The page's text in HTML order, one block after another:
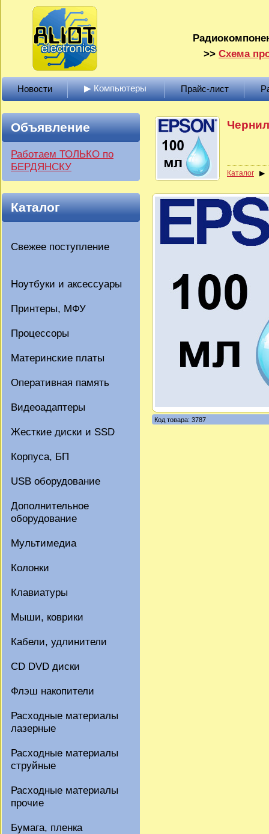
>> Схема
Новости ▶ Компьютеры Прайс-лист
Объявление
Работаем ТОЛЬКО по
БЕРДЯНСКУ
Каталог
Свежее поступление
Ноутбуки и аксессуары
Принтеры, МФУ
Процессоры
Материнские платы
Оперативная память
Видеоадаптеры
Жесткие диски и SSD
Корпуса, БП
USB оборудование
Дополнительное
оборудование
Мультимедиа
Колонки
Клавиатуры
Мыши, коврики
Кабели, удлинители
CD DVD диски
Флэш накопители
Расходные материалы
лазерные
Расходные материалы
струйные
Расходные материалы
прочие
Бумага, пленка
Каталог
Код товара: 3787